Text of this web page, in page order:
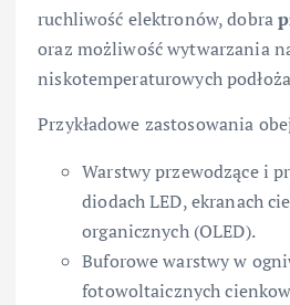
ruchliwość elektronów, dobra
oraz możliwość wytwarzania
niskotemperaturowych
Przykładowe zastosowania
Warstwy przewodzące i
diodach LED, ekranach
organicznych (OLED).
Buforowe warstwy w
fotowoltaicznych